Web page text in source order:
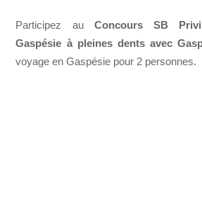
Participez au Concours SB
Gaspésie à pleines dents avec
voyage en Gaspésie pour 2 personnes.